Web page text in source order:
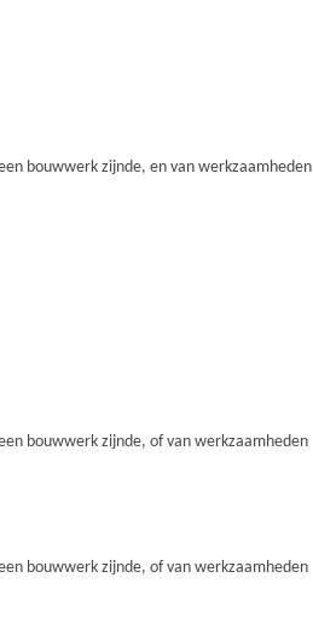
bouwwerk zijnde, en van werkzaamheden
bouwwerk zijnde, of van werkzaamheden
bouwwerk zijnde, of van werkzaamheden